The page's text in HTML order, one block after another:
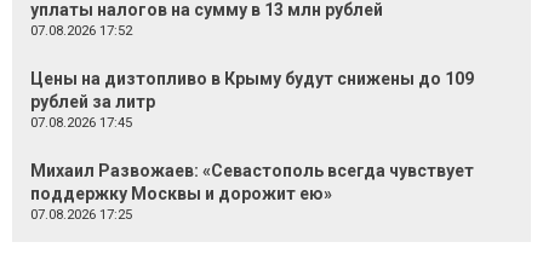
уплаты налогов на сумму в 13 млн рублей
07.08.2026 17:52
Цены на дизтопливо в Крыму будут снижены до 109
рублей за литр
07.08.2026 17:45
Михаил Развожаев: «Севастополь всегда чувствует
поддержку Москвы и дорожит ею»
07.08.2026 17:25